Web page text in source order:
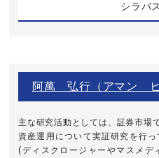
シラバ
阿萬 弘行（アマン ヒ
主な研究活動としては、証券市場
資産運用について実証研究を行
(ディスクロージャーやマスメデ